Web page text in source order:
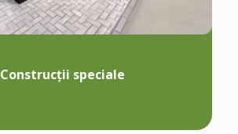
Construcții speciale